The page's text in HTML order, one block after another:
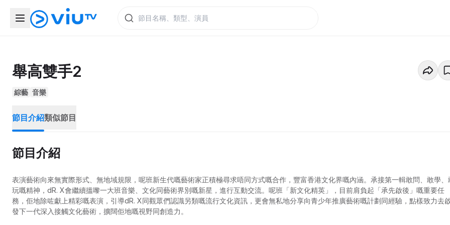
舉高雙手2
綜藝 音樂
節目介紹類似節目
節目介紹
表演藝術向來無實際形式、無地域規限，呢班新生代嘅藝術家正積極尋求唔同方式嘅合作，豐富香港文化界嘅內涵。承接第一輯敢問、敢學、
玩嘅精神，dR. X會繼續搵嚟一大班音樂、文化同藝術界別嘅新星，進行互動交流。呢班「新文化精英」，目前肩負起「承先啟後」嘅重要任
務，佢地除咗獻上精彩嘅表演，引導dR. X同觀眾們認識另類嘅流行文化資訊，更會無私地分享向青少年推廣藝術嘅計劃同經驗，點樣致力去
發下一代深入接觸文化藝術，擴闊佢地嘅視野同創造力。